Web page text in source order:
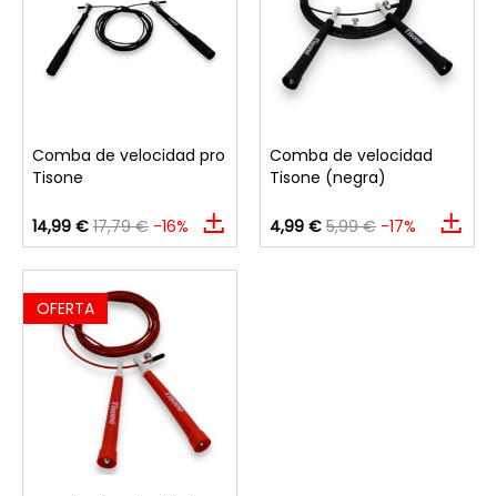
Comba de velocidad pro
Tisone
14,99 € 17,79 € -16%
Comba de velocidad
Tisone (negra)
4,99 € 5,99 € -17%
OFERTA